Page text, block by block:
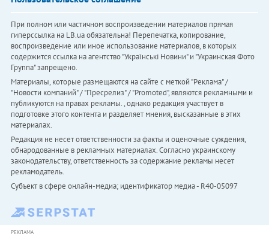
При полном или частичном воспроизведении материалов прямая
гиперссылка на LB.ua обязательна! Перепечатка, копирование,
воспроизведение или иное использование материалов, в которых
содержится ссылка на агентство "Українськi Новини" и "Украинская Фото
Группа" запрещено.
Материалы, которые размещаются на сайте с меткой "Реклама" /
"Новости компаний" / "Пресрелиз" / "Promoted", являются рекламными и
публикуются на правах рекламы. , однако редакция участвует в
подготовке этого контента и разделяет мнения, высказанные в этих
материалах.
Редакция не несет ответственности за факты и оценочные суждения,
обнародованные в рекламных материалах. Согласно украинскому
законодательству, ответственность за содержание рекламы несет
рекламодатель.
Субъект в сфере онлайн-медиа; идентификатор медиа - R40-05097
РЕКЛАМА